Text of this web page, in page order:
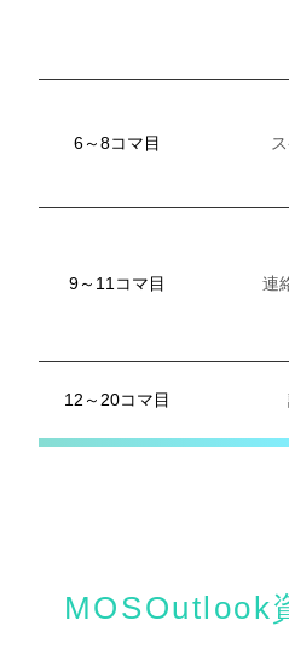
6～8コマ目
9～11コマ目 連
12～20コマ目
MOSOutlook